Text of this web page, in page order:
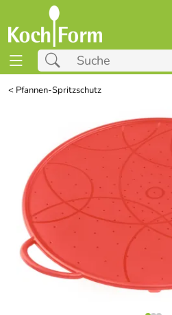
< Pfannen-Spritzschutz